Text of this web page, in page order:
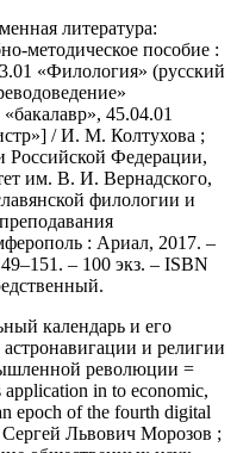
литература:
методическое пособие :
«Филология» (русский
45.04.01
/ И. М. Колтухова ;
Российской Федерации,
им. В. И. Вернадского,
филологии и
: Ариал, 2017. –
– 100 экз. – ISBN
календарь и его
и религии
революции =
in to economic,
epoch of the fourth digital
Львович Морозов ;